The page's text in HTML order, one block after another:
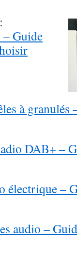
– Guide
à granulés
DAB+ –
électrique –
audio –